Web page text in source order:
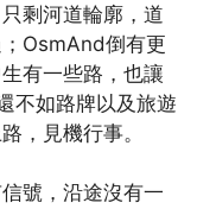
剩河道輪廓，道
OsmAnd倒有更
有一些路，也讓
不如路牌以及旅遊
，見機行事。
號，沿途沒有一